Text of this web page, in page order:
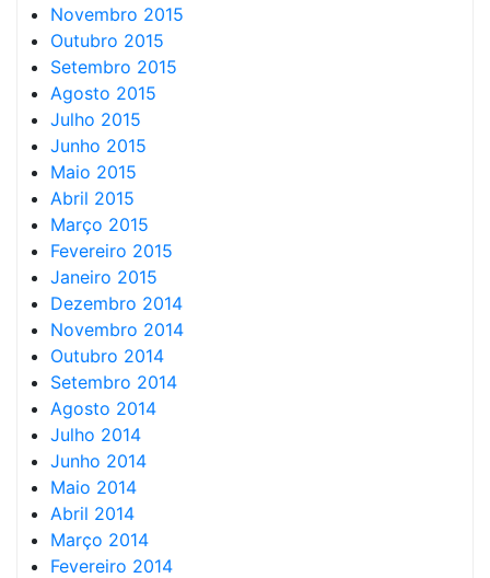
Novembro 2015
Outubro 2015
Setembro 2015
Agosto 2015
Julho 2015
Junho 2015
Maio 2015
Abril 2015
Março 2015
Fevereiro 2015
Janeiro 2015
Dezembro 2014
Novembro 2014
Outubro 2014
Setembro 2014
Agosto 2014
Julho 2014
Junho 2014
Maio 2014
Abril 2014
Março 2014
Fevereiro 2014